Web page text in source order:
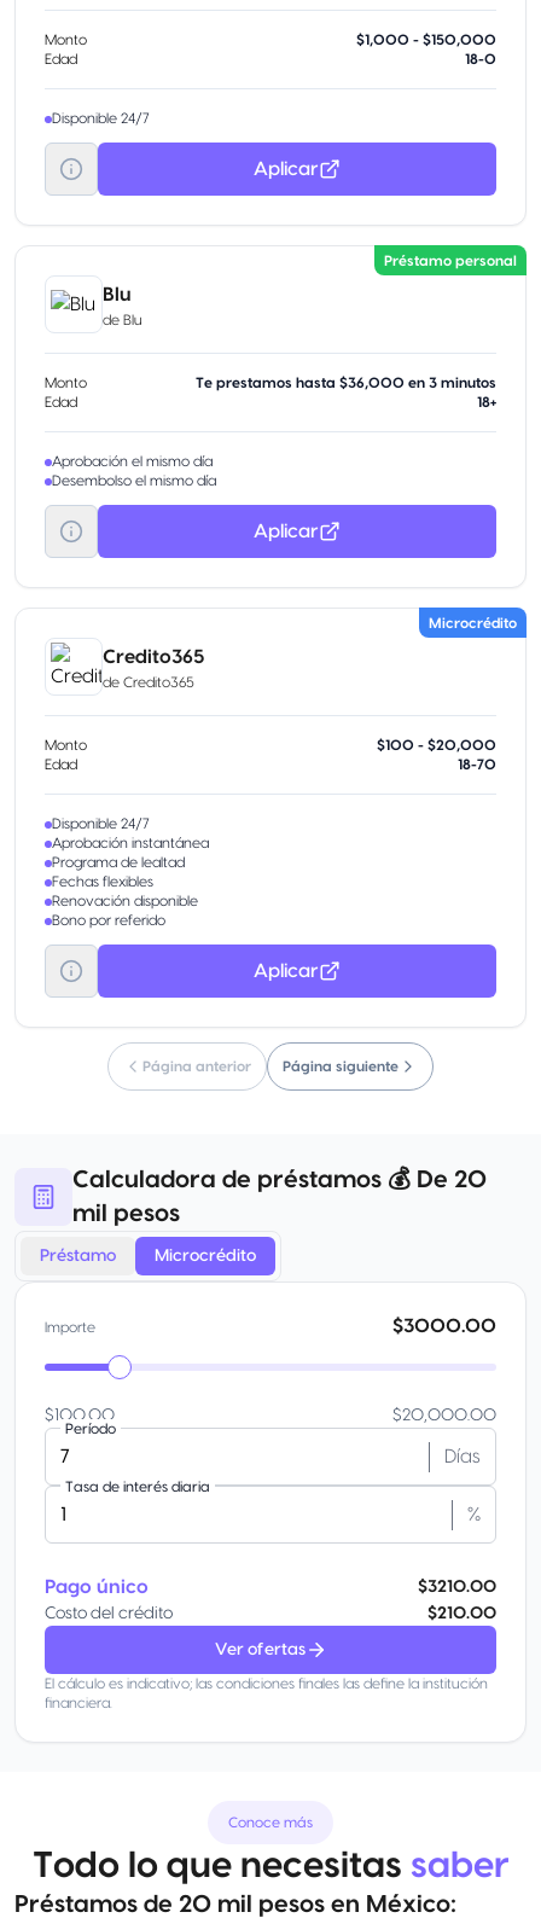
Monto
$1,000 - $150,000
Edad
18-0
Disponible 24/7
Aplicar
Préstamo personal
Blu
de Blu
Monto
Te prestamos hasta $36,000 en 3 minutos
Edad
18+
Aprobación el mismo día
Desembolso el mismo día
Aplicar
Microcrédito
Credito365
de Credito365
Monto
$100 - $20,000
Edad
18-70
Disponible 24/7
Aprobación instantánea
Programa de lealtad
Fechas flexibles
Renovación disponible
Bono por referido
Aplicar
Página anterior Página siguiente
Calculadora de préstamos 💰 De 20
mil pesos
Préstamo Microcrédito
Importe $3000.00
$100.00 $20,000.00
Período
Días
Tasa de interés diaria
%
Pago único
$3210.00
Costo del crédito
$210.00
Ver ofertas
El cálculo es indicativo; las condiciones finales las define la institución
financiera.
Conoce más
Todo lo que necesitas saber
Préstamos de 20 mil pesos en México: